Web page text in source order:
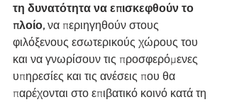
τη δυνατότητα να επισκεφθούν το
πλοίο, να περιηγηθούν στους
φιλόξενους εσωτερικούς χώρους του
και να γνωρίσουν τις προσφερόμενες
υπηρεσίες και τις ανέσεις που θα
παρέχονται στο επιβατικό κοινό κατά τη